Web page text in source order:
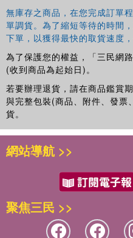
無庫存之商品，在您完成訂單
單調貨。為了縮短等待的時間
下單，以獲得最快的取貨速度
為了保護您的權益，「三民網路
(收到商品為起始日)。
若要辦理退貨，請在商品鑑賞
與完整包裝(商品、附件、發票
貨。
網站導航 >>
聚焦三民 >>